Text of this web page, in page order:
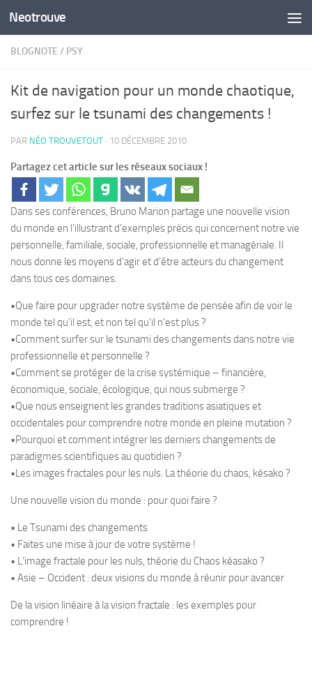
Skip to content
Neotrouve
BLOGNOTE / PSY
Kit de navigation pour un monde chaotique,
surfez sur le tsunami des changements !
PAR NÉO TROUVETOUT · 10 DÉCEMBRE 2010
Partagez cet article sur les réseaux sociaux !
Dans ses conférences, Bruno Marion partage une nouvelle vision
du monde en l’illustrant d’exemples précis qui concernent notre vie
personnelle, familiale, sociale, professionnelle et managériale. Il
nous donne les moyens d’agir et d’être acteurs du changement
dans tous ces domaines.
•Que faire pour upgrader notre système de pensée afin de voir le
monde tel qu’il est, et non tel qu’il n’est plus ?
•Comment surfer sur le tsunami des changements dans notre vie
professionnelle et personnelle ?
•Comment se protéger de la crise systémique – financière,
économique, sociale, écologique, qui nous submerge ?
•Que nous enseignent les grandes traditions asiatiques et
occidentales pour comprendre notre monde en pleine mutation ?
•Pourquoi et comment intégrer les derniers changements de
paradigmes scientifiques au quotidien ?
•Les images fractales pour les nuls. La théorie du chaos, késako ?
Une nouvelle vision du monde : pour quoi faire ?
• Le Tsunami des changements
• Faites une mise à jour de votre système !
• L’image fractale pour les nuls, théorie du Chaos kéasako ?
• Asie – Occident : deux visions du monde à réunir pour avancer
De la vision linéaire à la vision fractale : les exemples pour
comprendre !